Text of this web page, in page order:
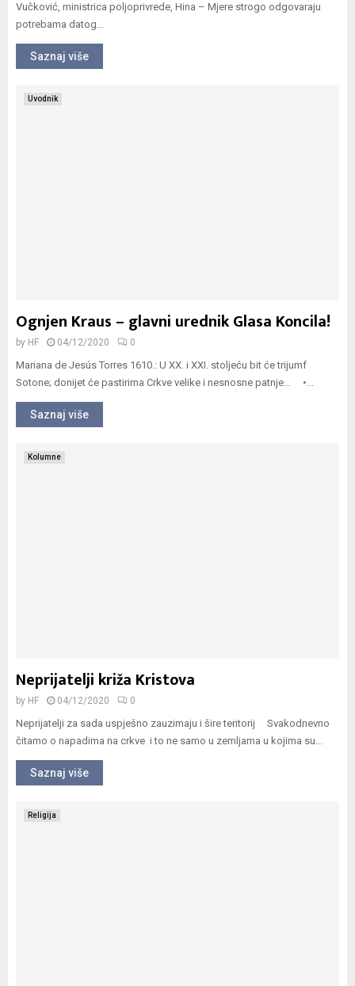
Vučković, ministrica poljoprivrede, Hina – Mjere strogo odgovaraju
potrebama datog...
Saznaj više
Uvodnik
Ognjen Kraus – glavni urednik Glasa Koncila!
by HF 04/12/2020 0
Mariana de Jesús Torres 1610.: U XX. i XXI. stoljeću bit će trijumf
Sotone; donijet će pastirima Crkve velike i nesnosne patnje… •...
Saznaj više
Kolumne
Neprijatelji križa Kristova
by HF 04/12/2020 0
Neprijatelji za sada uspješno zauzimaju i šire teritorij Svakodnevno
čitamo o napadima na crkve i to ne samo u zemljama u kojima su...
Saznaj više
Religija